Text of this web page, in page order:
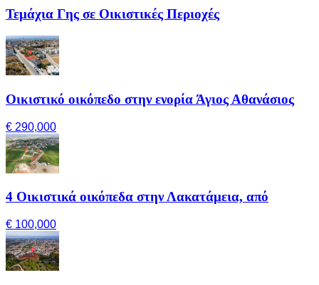
Τεμάχια Γης σε Οικιστικές Περιοχές
Οικιστικό οικόπεδο στην ενορία Άγιος Αθανάσιος
€ 290,000
4 Οικιστικά οικόπεδα στην Λακατάμεια, από
€ 100,000